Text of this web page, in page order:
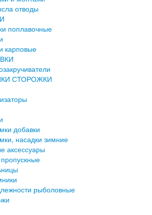
отводы
поплавочные
карповые
СТОРОЖКИ
добавки
насадки зимние
аксессуары
рыболовные